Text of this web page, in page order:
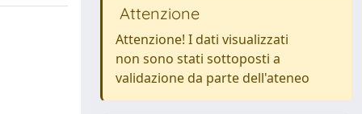
Attenzione
Attenzione! I dati visualizzati
non sono stati sottoposti a
validazione da parte dell'ateneo